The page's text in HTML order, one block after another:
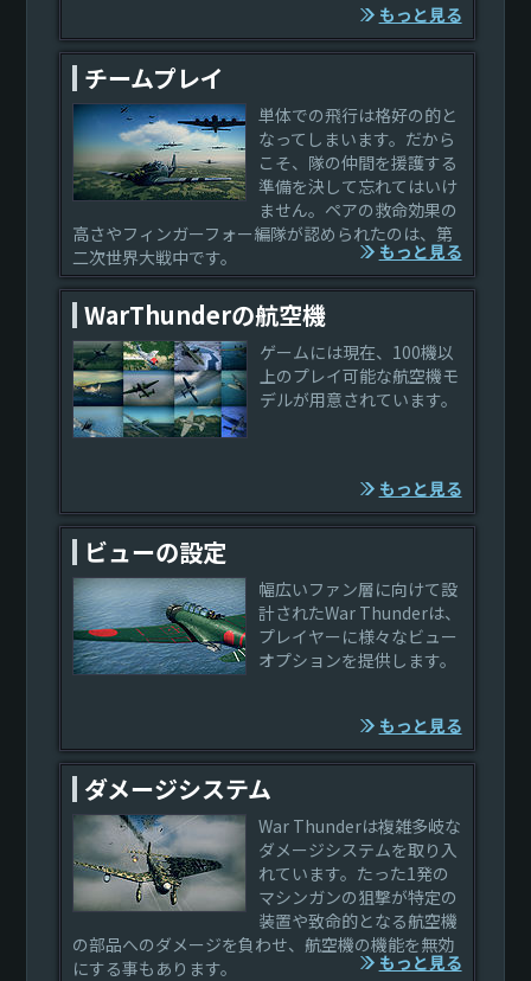
もっと見る
チームプレイ
単体での飛行は格好の的と
なってしまいます。だから
こそ、隊の仲間を援護する
準備を決して忘れてはいけ
ません。ペアの救命効果の
高さやフィンガーフォー編隊が認められたのは、第
二次世界大戦中です。
もっと見る
WarThunderの航空機
ゲームには現在、100機以
上のプレイ可能な航空機モ
デルが用意されています。
もっと見る
ビューの設定
幅広いファン層に向けて設
計されたWar Thunderは、
プレイヤーに様々なビュー
オプションを提供します。
もっと見る
ダメージシステム
War Thunderは複雑多岐な
ダメージシステムを取り入
れています。たった1発の
マシンガンの狙撃が特定の
装置や致命的となる航空機
の部品へのダメージを負わせ、航空機の機能を無効
にする事もあります。
もっと見る